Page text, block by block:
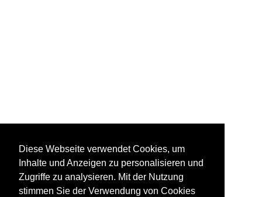
Diese Webseite verwendet Cookies, um
Inhalte und Anzeigen zu personalisieren und
Zugriffe zu analysieren. Mit der Nutzung
stimmen Sie der Verwendung von Cookies